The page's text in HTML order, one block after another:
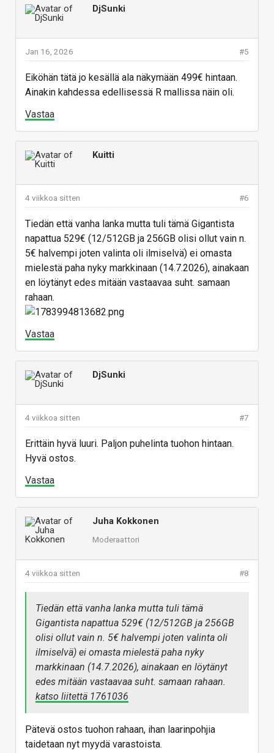
DjSunki
#5
Jan 16, 2026
Eiköhän tätä jo kesällä ala näkymään 499€ hintaan.
Ainakin kahdessa edellisessä R mallissa näin oli.
Vastaa
Kuitti
#6
4 viikkoa sitten
Tiedän että vanha lanka mutta tuli tämä Gigantista
napattua 529€ (12/512GB ja 256GB olisi ollut vain n.
5€ halvempi joten valinta oli ilmiselvä) ei omasta
mielestä paha nyky markkinaan (14.7.2026), ainakaan
en löytänyt edes mitään vastaavaa suht. samaan
rahaan.
Vastaa
DjSunki
#7
4 viikkoa sitten
Erittäin hyvä luuri. Paljon puhelinta tuohon hintaan.
Hyvä ostos.
Vastaa
Juha Kokkonen
Moderaattori
#8
4 viikkoa sitten
Tiedän että vanha lanka mutta tuli tämä
Gigantista napattua 529€ (12/512GB ja 256GB
olisi ollut vain n. 5€ halvempi joten valinta oli
ilmiselvä) ei omasta mielestä paha nyky
markkinaan (14.7.2026), ainakaan en löytänyt
edes mitään vastaavaa suht. samaan rahaan.
katso liitettä 1761036
Pätevä ostos tuohon rahaan, ihan laarinpohjia
taidetaan nyt myydä varastoista.